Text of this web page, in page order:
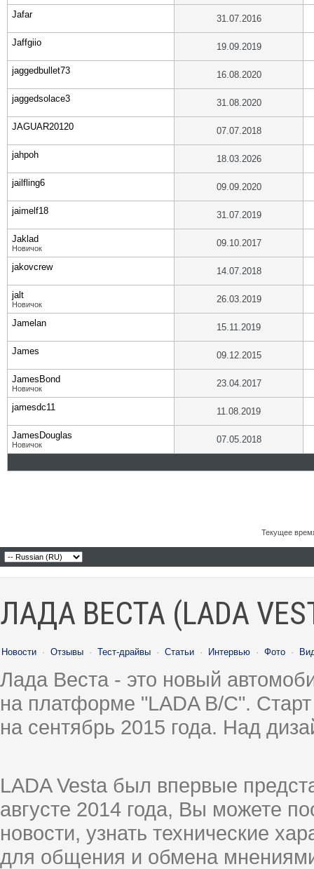
Jafar 31.07.2016
Jaffgiio 19.09.2019
jaggedbullet73 16.08.2020
jaggedsolace3 31.08.2020
JAGUAR20120 07.07.2018
jahpoh 18.03.2026
jailfling6 09.09.2020
jaimelf18 31.07.2019
Jaklad
Новичок 09.10.2017
jakovcrew 14.07.2018
jalt
Новичок 26.03.2019
Jamelan 15.11.2019
James 09.12.2015
JamesBond
Новичок 23.04.2017
jamesdc11 11.08.2019
JamesDouglas
Новичок 07.05.2018
Текущее
ЛАДА ВЕСТА (LADA
Новости · Отзывы · Тест-драйвы · Статьи · Интервью · Фото ·
Лада Веста - это новый
на платформе "LADA B/C".
на сентябрь 2015 года. Над
LADA Vesta был впервые
августе 2014 года, Вы можете
новости, узнать технические
для общения и обмена